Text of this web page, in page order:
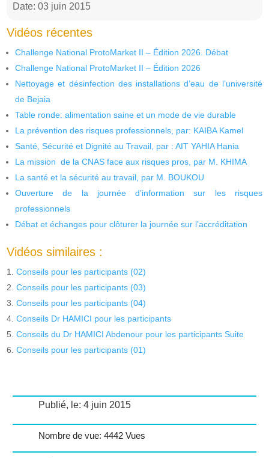
Date: 03 juin 2015
Vidéos récentes
Challenge National ProtoMarket II – Édition 2026. Débat
Challenge National ProtoMarket II – Édition 2026
Nettoyage et désinfection des installations d’eau de l’université
de Bejaia
Table ronde: alimentation saine et un mode de vie durable
La prévention des risques professionnels, par: KAIBA Kamel
Santé, Sécurité et Dignité au Travail, par : AIT YAHIA Hania
La mission de la CNAS face aux risques pros, par M. KHIMA
La santé et la sécurité au travail, par M. BOUKOU
Ouverture de la journée d’information sur les risques
professionnels
Débat et échanges pour clôturer la journée sur l’accréditation
Vidéos similaires :
Conseils pour les participants (02)
Conseils pour les participants (03)
Conseils pour les participants (04)
Conseils Dr HAMICI pour les participants
Conseils du Dr HAMICI Abdenour pour les participants Suite
Conseils pour les participants (01)
Publié, le: 4 juin 2015
Nombre de vue: 4442 Vues